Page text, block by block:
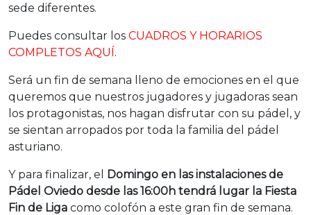
sede diferentes.
Puedes consultar los CUADROS Y HORARIOS
COMPLETOS AQUÍ.
Será un fin de semana lleno de emociones en el que
queremos que nuestros jugadores y jugadoras sean
los protagonistas, nos hagan disfrutar con su pádel, y
se sientan arropados por toda la familia del pádel
asturiano.
Y para finalizar, el
Domingo en las instalaciones de
Pádel Oviedo desde las 16:00h tendrá lugar la Fiesta
Fin de Liga como colofón a este gran fin de semana.